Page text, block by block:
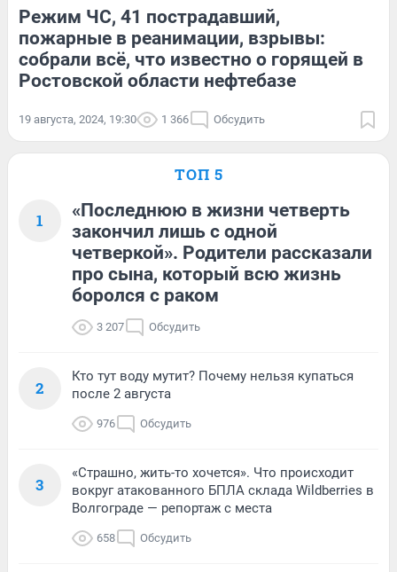
Режим ЧС, 41 пострадавший,
пожарные в реанимации, взрывы:
собрали всё, что известно о горящей в
Ростовской области нефтебазе
19 августа, 2024, 19:30 1 366 Обсудить
ТОП 5
1
«Последнюю в жизни четверть
закончил лишь с одной
четверкой». Родители рассказали
про сына, который всю жизнь
боролся с раком
3 207 Обсудить
2
Кто тут воду мутит? Почему нельзя купаться
после 2 августа
976 Обсудить
3
«Страшно, жить-то хочется». Что происходит
вокруг атакованного БПЛА склада Wildberries в
Волгограде — репортаж с места
658 Обсудить